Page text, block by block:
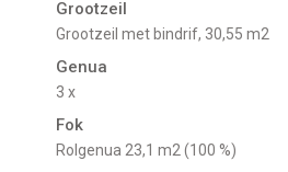
Grootzeil
Grootzeil met bindrif, 30,55 m2
Genua
3 x
Fok
Rolgenua 23,1 m2 (100 %)